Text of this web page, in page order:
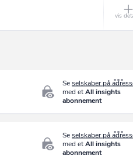
Seselskaber på
med etAll insights
abonnement
Seselskaber på
med etAll insights
abonnement